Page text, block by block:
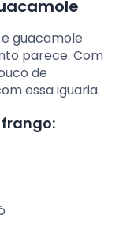
guacamole
parece. Com
de
essa iguaria.